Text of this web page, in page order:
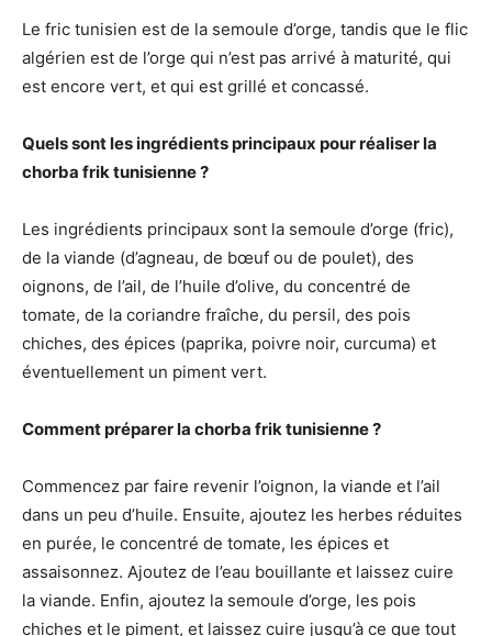
Le fric tunisien est de la semoule d’orge, tandis que le flic
algérien est de l’orge qui n’est pas arrivé à maturité, qui
est encore vert, et qui est grillé et concassé.
Quels sont les ingrédients principaux pour réaliser la
chorba frik tunisienne ?
Les ingrédients principaux sont la semoule d’orge (fric),
de la viande (d’agneau, de bœuf ou de poulet), des
oignons, de l’ail, de l’huile d’olive, du concentré de
tomate, de la coriandre fraîche, du persil, des pois
chiches, des épices (paprika, poivre noir, curcuma) et
éventuellement un piment vert.
Comment préparer la chorba frik tunisienne ?
Commencez par faire revenir l’oignon, la viande et l’ail
dans un peu d’huile. Ensuite, ajoutez les herbes réduites
en purée, le concentré de tomate, les épices et
assaisonnez. Ajoutez de l’eau bouillante et laissez cuire
la viande. Enfin, ajoutez la semoule d’orge, les pois
chiches et le piment, et laissez cuire jusqu’à ce que tout